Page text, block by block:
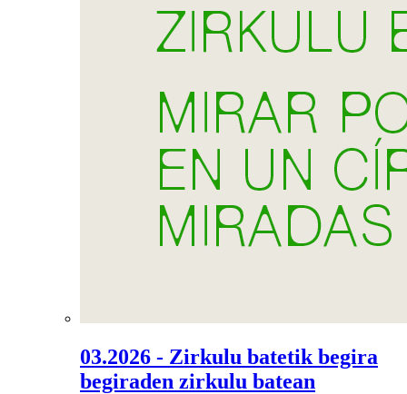
03.2026 - Zirkulu batetik begira
begiraden zirkulu batean